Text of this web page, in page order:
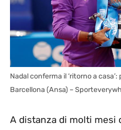
Nadal conferma il ‘ritorno a
Barcellona (Ansa) –
A distanza di molti mesi